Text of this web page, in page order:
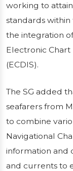
working to
standards
the integration
Electronic Chart
(ECDIS).
The SG added
seafarers from
to combine
Navigational
information and
and currents to